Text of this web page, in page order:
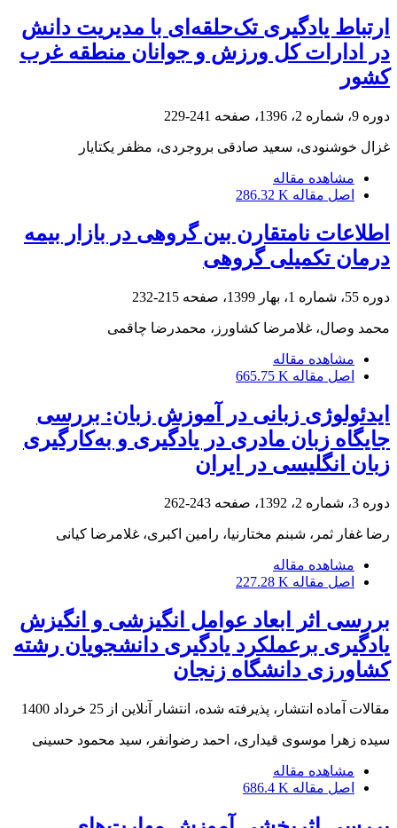
ارتباط یادگیری تک‌حلقه‌ای با مدیریت دانش
در ادارات کل ورزش و جوانان منطقه غرب
کشور
دوره 9، شماره 2، 1396، صفحه 241-229
غزال خوشنودی، سعید صادقی بروجردی، مظفر یکتایار
مشاهده مقاله
اصل مقاله 286.32 K
اطلاعات نامتقارن بین گروهی در بازار بیمه
درمان تکمیلی گروهی
دوره 55، شماره 1، بهار 1399، صفحه 215-232
محمد وصال، غلامرضا کشاورز، محمدرضا چاقمی
مشاهده مقاله
اصل مقاله 665.75 K
ایدئولوژی زبانی در آموزش زبان: بررسی
جایگاه زبان مادری در یادگیری و به‌کارگیری
زبان انگلیسی در ایران
دوره 3، شماره 2، 1392، صفحه 243-262
رضا غفار ثمر، شبنم مختارنیا، رامین اکبری، غلامرضا کیانی
مشاهده مقاله
اصل مقاله 227.28 K
بررسی اثر ابعاد عوامل انگیزشی و انگیزش
یادگیری برعملکرد یادگیری دانشجویان رشته
کشاورزی دانشگاه زنجان
مقالات آماده انتشار، پذیرفته شده، انتشار آنلاین از 25 خرداد 1400
سیده زهرا موسوی قیداری، احمد رضوانفر، سید محمود حسینی
مشاهده مقاله
اصل مقاله 686.4 K